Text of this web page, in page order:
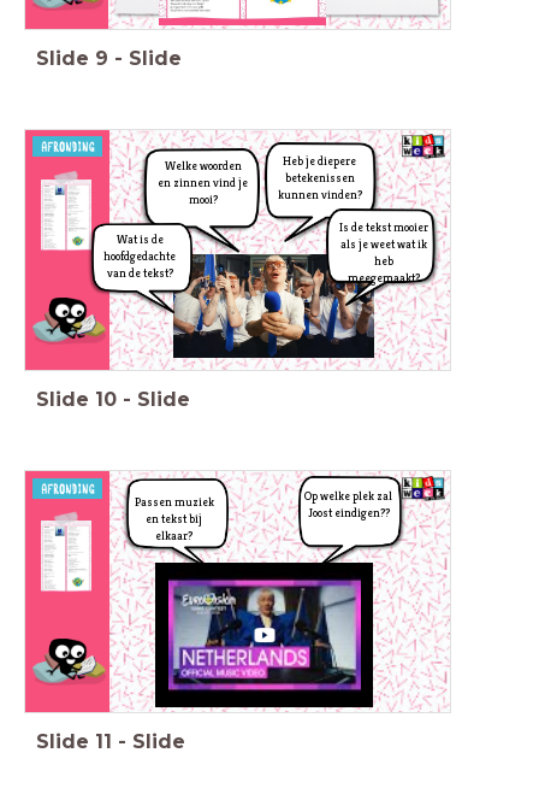
Slide 9 - Slide
Heb je diepere
betekenissen
kunnen vinden?
Welke woorden
en zinnen vind je
mooi?
Wat is de
hoofdgedachte
van de tekst?
Is de tekst mooier
als je weet wat ik
heb
meegemaakt?
Slide 10 - Slide
Op welke plek zal
Joost eindigen??
Passen muziek
en tekst bij
elkaar?
Slide 11 - Slide